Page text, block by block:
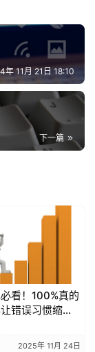
年 11月 21日 18:10
下一篇
看！100%真的
错误习惯缩短
2025年 11月 24日